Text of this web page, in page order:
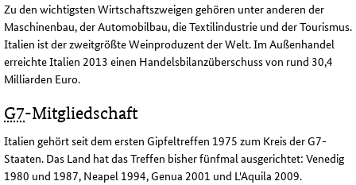
Zu den wichtigsten Wirtschaftszweigen gehören unter anderen der
Maschinenbau, der Automobilbau, die Textilindustrie und der Tourismus.
Italien ist der zweitgrößte Weinproduzent der Welt. Im Außenhandel
erreichte Italien 2013 einen Handelsbilanzüberschuss von rund 30,4
Milliarden Euro.
G7-Mitgliedschaft
Italien gehört seit dem ersten Gipfeltreffen 1975 zum Kreis der G7-
Staaten. Das Land hat das Treffen bisher fünfmal ausgerichtet: Venedig
1980 und 1987, Neapel 1994, Genua 2001 und L'Aquila 2009.